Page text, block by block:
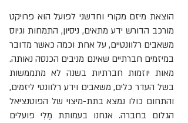
הוצאת מיזם מקורי וחדשני לפועל הוא פרויקט
מורכב הדורש ידע מתאים, ניסיון, התמחות וגיוס
משאבים רלוונטיים, על אחת וכמה כאשר מדובר
במיזמים חברתיים שאינם מניבים הכנסה נאותה.
מאות יוזמות חברתיות בשנה לא מתממשות
בשל העדר כלים, משאבים וידע רלוונטי ליזמים,
והתחום כולו נמצא בתת-מיצוי של הפוטנציאל
הגלום בחברה. אנחנו בעמותת מַלִי פועלים